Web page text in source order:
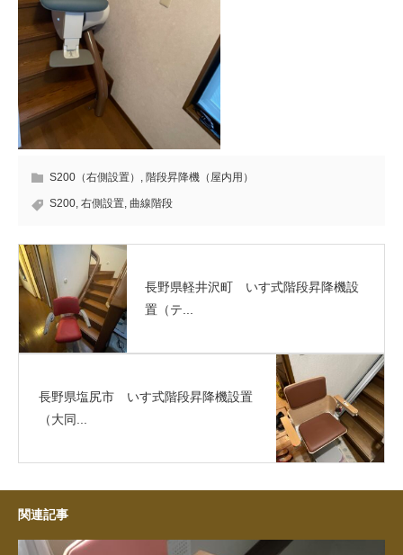
S200（右側設置） , 階段昇降機（屋内用）
S200, 右側設置, 曲線階段
長野県軽井沢町 いす式階段昇降機設
置（テ...
長野県塩尻市 いす式階段昇降機設置
（大同...
関連記事